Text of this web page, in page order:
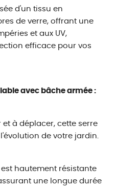
d'un tissu en
de verre, offrant une
et aux UV,
efficace pour vos
avec bâche armée :
à déplacer, cette serre
de votre jardin.
hautement résistante
une longue durée